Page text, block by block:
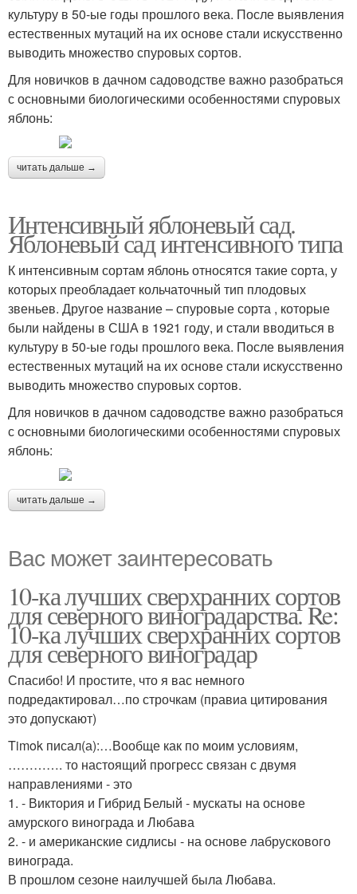
культуру в 50-ые годы прошлого века. После выявления
естественных мутаций на их основе стали искусственно
выводить множество спуровых сортов.
Для новичков в дачном садоводстве важно разобраться
с основными биологическими особенностями спуровых
яблонь:
читать дальше →
Интенсивный яблоневый сад.
Яблоневый сад интенсивного типа
К интенсивным сортам яблонь относятся такие сорта, у
которых преобладает кольчаточный тип плодовых
звеньев. Другое название – спуровые сорта , которые
были найдены в США в 1921 году, и стали вводиться в
культуру в 50-ые годы прошлого века. После выявления
естественных мутаций на их основе стали искусственно
выводить множество спуровых сортов.
Для новичков в дачном садоводстве важно разобраться
с основными биологическими особенностями спуровых
яблонь:
читать дальше →
Вас может заинтересовать
10-ка лучших сверхранних сортов
для северного виноградарства. Re:
10-ка лучших сверхранних сортов
для северного виноградар
Спасибо! И простите, что я вас немного
подредактировал…по строчкам (правиа цитирования
это допускают)
Timok писал(а):…Вообще как по моим условиям,
…………. то настоящий прогресс связан с двумя
направлениями - это
1. - Виктория и Гибрид Белый - мускаты на основе
амурского винограда и Любава
2. - и американские сидлисы - на основе лабрускового
винограда.
В прошлом сезоне наилучшей была Любава.